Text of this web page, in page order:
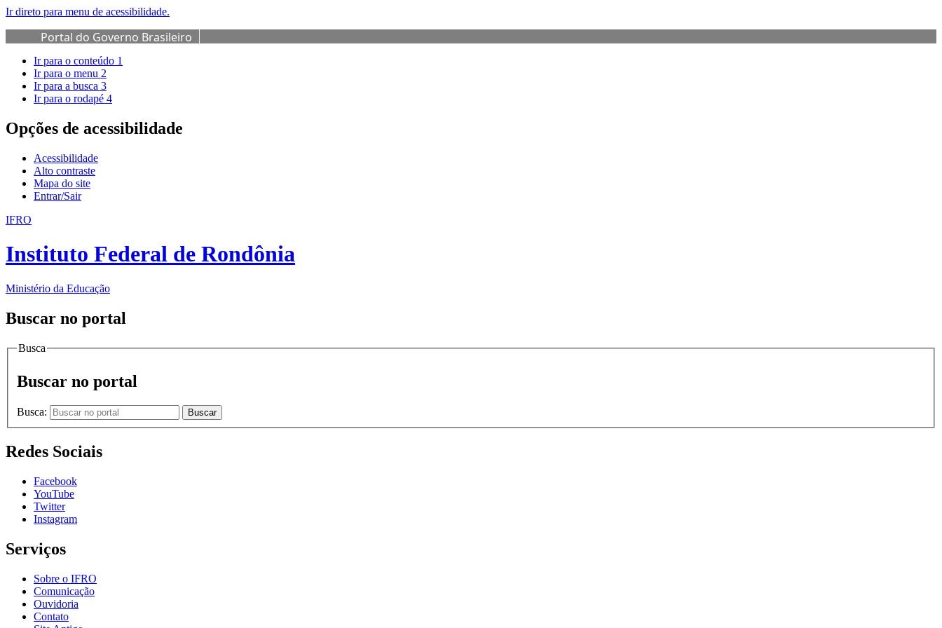
Ir direto para menu de acessibilidade.
Portal do Governo Brasileiro
Ir para o conteúdo 1
Ir para o menu 2
Ir para a busca 3
Ir para o rodapé 4
Opções de acessibilidade
Acessibilidade
Alto contraste
Mapa do site
Entrar/Sair
IFRO
Instituto Federal de Rondônia
Ministério da Educação
Buscar no portal
Busca
Buscar no portal
Busca: Buscar
Redes Sociais
Facebook
YouTube
Twitter
Instagram
Serviços
Sobre o IFRO
Comunicação
Ouvidoria
Contato